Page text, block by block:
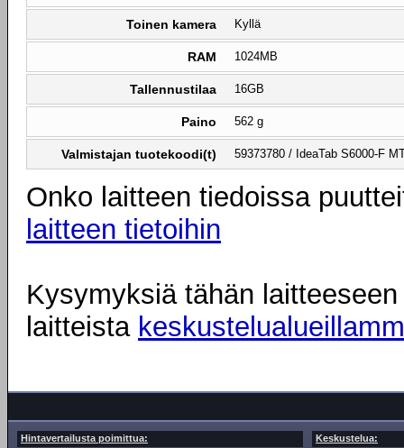
Toinen kamera Kyllä
RAM 1024MB
Tallennustilaa 16GB
Paino 562 g
Valmistajan tuotekoodi(t) 59373780 / IdeaTab S6000-F
Onko laitteen tiedoissa
laitteen tietoihin
Kysymyksiä tähän
laitteista
Hintavertailusta poimittua: Keskustelua: